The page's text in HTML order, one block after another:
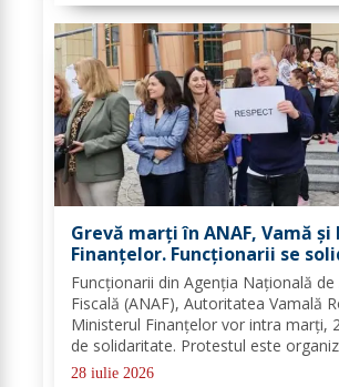
Grevă marți în ANAF, Vamă
Finanțelor. Funcționarii se
protestul din sănătate
Funcționarii din Agenția Națională
Fiscală (ANAF), Autoritatea Vamală
Ministerul Finanțelor vor intra marți,
de solidaritate. Protestul este
proiectului noii legi a salarizării și are
28 iulie 2026